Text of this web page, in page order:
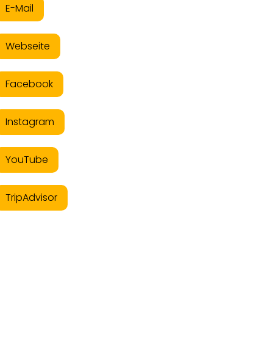
E-Mail
Webseite
Facebook
Instagram
YouTube
TripAdvisor